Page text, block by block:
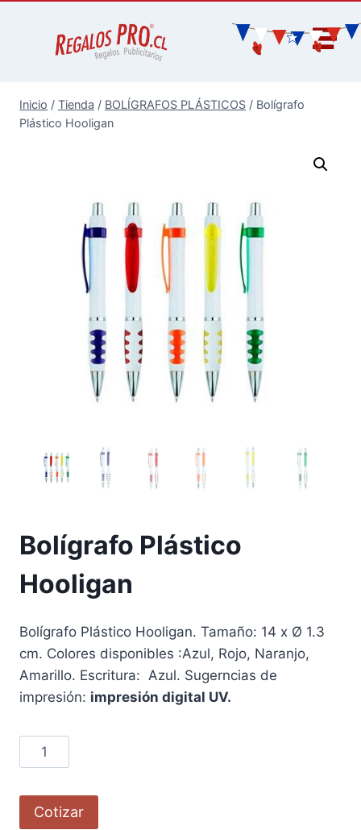
Inicio / Tienda / BOLÍGRAFOS PLÁSTICOS / Bolígrafo
Plástico Hooligan
Bolígrafo Plástico
Hooligan
Bolígrafo Plástico Hooligan. Tamaño: 14 x Ø 1.3
cm. Colores disponibles :Azul, Rojo, Naranjo,
Amarillo. Escritura: Azul. Sugerncias de
impresión: impresión digital UV.
Cotizar